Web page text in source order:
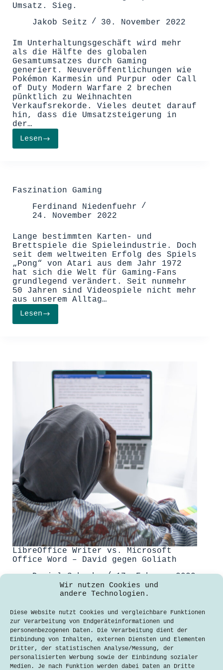
Wir nutzen Cookies und
andere Technologien.
Diese Website nutzt Cookies und vergleichbare Funktionen
zur Verarbeitung von Endgeräteinformationen und
personenbezogenen Daten. Die Verarbeitung dient der
Einbindung von Inhalten, externen Diensten und Elementen
Dritter, der statistischen Analyse/Messung, der
personalisierten Werbung sowie der Einbindung sozialer
Medien. Je nach Funktion werden dabei Daten an Dritte
Umsatz. Sieg.
Jakob Seitz
30. November 2022
Im Unterhaltungsgeschäft wird mehr
als die Hälfte des globalen
Gesamtumsatzes durch Gaming
generiert. Neuveröffentlichungen wie
Pokémon Karmesin und Purpur oder Call
of Duty Modern Warfare 2 brechen
pünktlich zu Weihnachten
Verkaufsrekorde. Vieles deutet darauf
hin, dass die Umsatzsteigerung in
der…
LesenWachstumsbranche
Gaming:
Faszination Gaming
Ferdinand Niedenfuehr
24. November 2022
Lange bestimmten Karten- und
Brettspiele die Spieleindustrie. Doch
seit dem weltweiten Erfolg des Spiels
„Pong“ von Atari aus dem Jahr 1972
hat sich die Welt für Gaming-Fans
grundlegend verändert. Seit nunmehr
50 Jahren sind Videospiele nicht mehr
aus unserem Alltag…
LesenFaszination
Gaming
LibreOffice Writer vs. Microsoft
Office Word – David gegen Goliath
Daniel Schwabe
17. Februar 2022
Ob eine Bewerbung oder der erste
Gelegenheiten, zu denen ein Text
geschrieben werden muss. Dafür ist
das passende Programm zur
Textverarbeitung nötig. Zwei davon
werden heute von unserem Redakteur
Daniel Schwabe verglichen.…